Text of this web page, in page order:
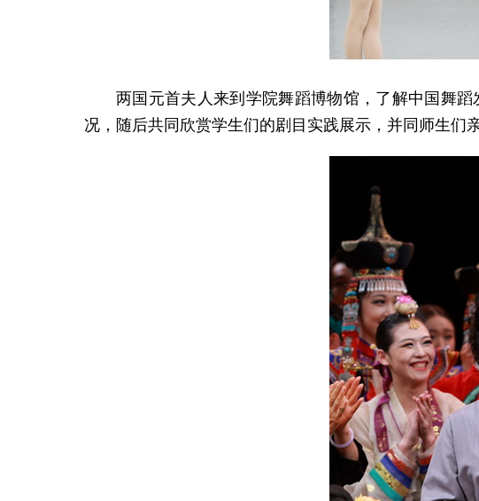
两国元首夫人来到学院舞蹈博物馆，了解中国舞
况，随后共同欣赏学生们的剧目实践展示，并同师生们